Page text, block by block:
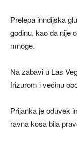
Prelepa inndijska
godinu, kao da nije
mnoge.
Na zabavi u Las
frizurom i većinu
Prijanka je oduvek
ravna kosa bila